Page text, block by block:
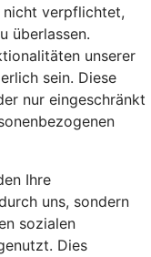
nicht verpflichtet,
überlassen.
unserer
sein. Diese
nur eingeschränkt
Ihre
uns, sondern
sozialen
Dies